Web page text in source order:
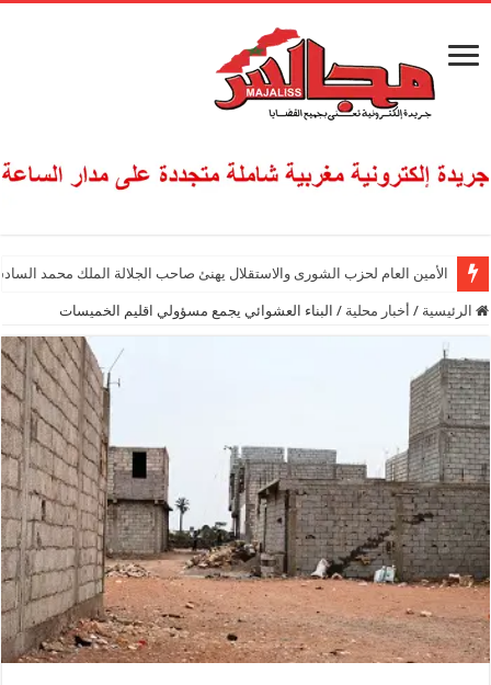
الأمين العام لحزب الشورى والاستقلال يهنئ صاحب الجلالة الملك محمد
الرئيسية / أخبار محلية / البناء العشوائي يجمع مسؤولي اقليم الخميسات‎‎